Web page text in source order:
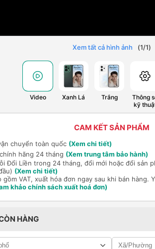
Xem tất cả hình ảnh (1/1)
Video Xanh Lá Trắng
Thông
kỹ
CAM KẾT SẢN PHẨM
chuyển toàn quốc (Xem chi tiết)
hãng 24 tháng (Xem trung tâm bảo hành)
Đổi Liền trong 24 tháng, đổi mới hoặc đổi sản
(Xem chi tiết)
gồm VAT, xuất hóa đơn ngay sau khi bán hàng.
khảo chính sách xuất hoá đơn)
HÀNG